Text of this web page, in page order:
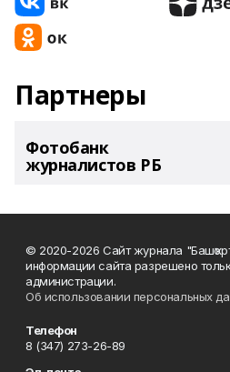
Партнеры
Фотобанк
журналистов РБ
© 2020-2026 Сайт журнала
информации сайта разрешено
администрации.
Об использовании персональных
Телефон
8 (347) 273-26-89